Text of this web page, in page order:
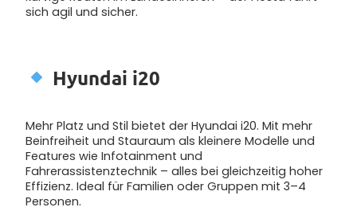
sich agil und sicher.
Hyundai i20
Mehr Platz und Stil bietet der Hyundai i20. Mit mehr
Beinfreiheit und Stauraum als kleinere Modelle und
Features wie Infotainment und
Fahrerassistenztechnik – alles bei gleichzeitig hoher
Effizienz. Ideal für Familien oder Gruppen mit 3–4
Personen.